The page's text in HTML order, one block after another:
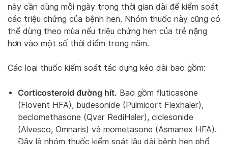
này cần dùng mỗi ngày trong thời gian dài để kiểm soát
các triệu chứng của bệnh hen. Nhóm thuốc này cũng có
thể dùng theo mùa nếu triệu chứng hen của trẻ nặng
hơn vào một số thời điểm trong năm.
Các loại thuốc kiểm soát tác dụng kéo dài bao gồm:
Corticosteroid đường hít. Bao gồm fluticasone
(Flovent HFA), budesonide (Pulmicort Flexhaler),
beclomethasone (Qvar RediHaler), ciclesonide
(Alvesco, Omnaris) và mometasone (Asmanex HFA).
Đây là nhóm thuốc kiểm soát lâu dài bệnh hen phổ